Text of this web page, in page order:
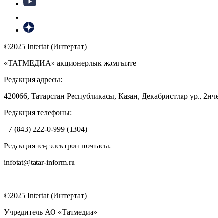
©2025 Intertat (Интертат)
«ТАТМЕДИА» акционерлык җәмгыяте
Редакция адресы:
420066, Татарстан Республикасы, Казан, Декабристлар ур.,
Редакция телефоны:
+7 (843) 222-0-999 (1304)
Редакциянең электрон почтасы:
infotat@tatar-inform.ru
©2025 Intertat (Интертат)
Учредитель АО «Татмедиа»